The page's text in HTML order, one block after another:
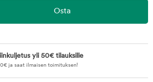
yli 50€ tilauksille
€ ja saat ilmaisen toimituksen!